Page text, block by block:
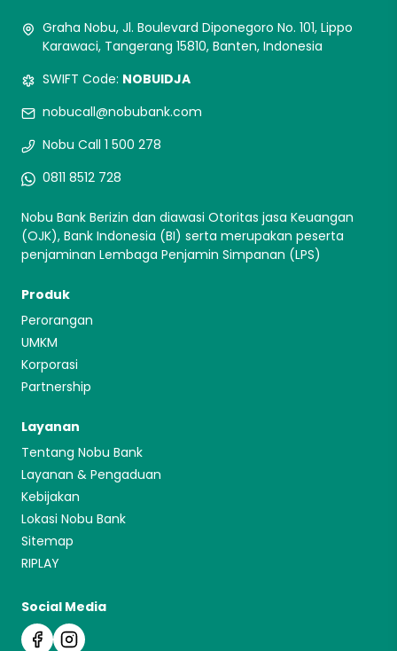
Graha Nobu, Jl. Boulevard Diponegoro No. 101, Lippo
Karawaci, Tangerang 15810, Banten, Indonesia
SWIFT Code: NOBUIDJA
nobucall@nobubank.com
Nobu Call 1 500 278
0811 8512 728
Nobu Bank Berizin dan diawasi Otoritas jasa Keuangan
(OJK), Bank Indonesia (BI) serta merupakan peserta
penjaminan Lembaga Penjamin Simpanan (LPS)
Produk
Perorangan
UMKM
Korporasi
Partnership
Layanan
Tentang Nobu Bank
Layanan & Pengaduan
Kebijakan
Lokasi Nobu Bank
Sitemap
RIPLAY
Social Media